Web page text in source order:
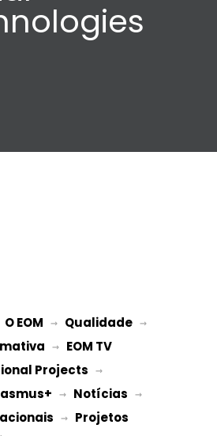
O EOM → Qualidade
→ EOM TV
Projects
→ Notícias
→ Projetos